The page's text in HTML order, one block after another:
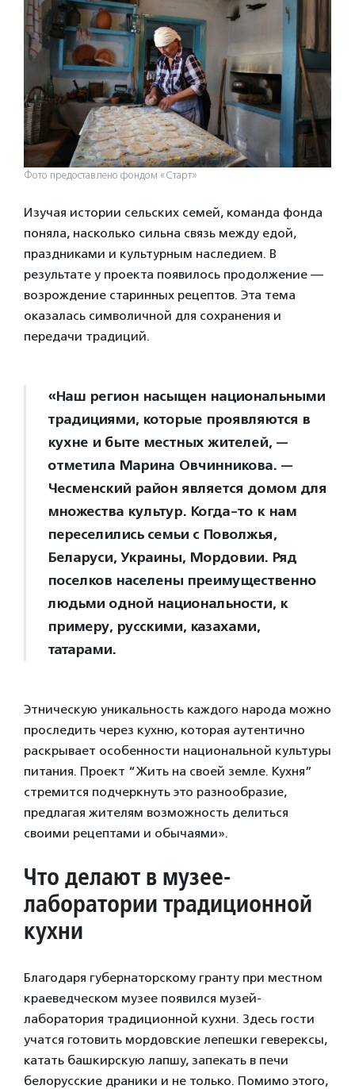
Фото предоставлено фондом «Старт»
Изучая истории сельских семей, команда фонда
поняла, насколько сильна связь между едой,
праздниками и культурным наследием. В
результате у проекта появилось продолжение —
возрождение старинных рецептов. Эта тема
оказалась символичной для сохранения и
передачи традиций.
«Наш регион насыщен национальными
традициями, которые проявляются в
кухне и быте местных жителей, —
отметила Марина Овчинникова. —
Чесменский район является домом для
множества культур. Когда-то к нам
переселились семьи с Поволжья,
Беларуси, Украины, Мордовии. Ряд
поселков населены преимущественно
людьми одной национальности, к
примеру, русскими, казахами,
татарами.
Этническую уникальность каждого народа можно
проследить через кухню, которая аутентично
раскрывает особенности национальной культуры
питания. Проект “Жить на своей земле. Кухня”
стремится подчеркнуть это разнообразие,
предлагая жителям возможность делиться
своими рецептами и обычаями».
Что делают в музее-
лаборатории традиционной
кухни
Благодаря губернаторскому гранту при местном
краеведческом музее появился музей-
лаборатория традиционной кухни. Здесь гости
учатся готовить мордовские лепешки геверексы,
катать башкирскую лапшу, запекать в печи
белорусские драники и не только. Помимо этого,